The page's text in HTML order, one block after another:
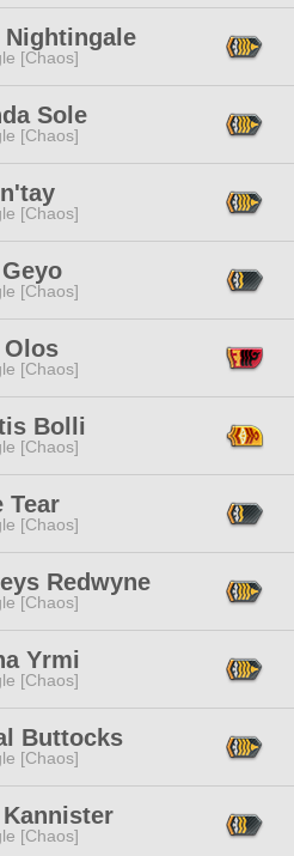
Nightingale
[Chaos]
Sole
[Chaos]
[Chaos]
[Chaos]
[Chaos]
Bolli
[Chaos]
Tear
[Chaos]
Redwyne
[Chaos]
Yrmi
[Chaos]
Buttocks
[Chaos]
[Chaos]